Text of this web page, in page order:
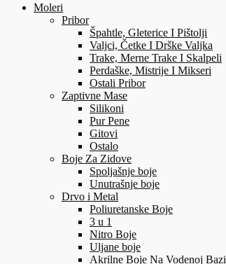
Moleri
Pribor
Špahtle, Gleterice I Pištolji
Valjci, Četke I Drške Valjka
Trake, Merne Trake I Skalpeli
Perdaške, Mistrije I Mikseri
Ostali Pribor
Zaptivne Mase
Silikoni
Pur Pene
Gitovi
Ostalo
Boje Za Zidove
Spoljašnje boje
Unutrašnje boje
Drvo i Metal
Poliuretanske Boje
3 u 1
Nitro Boje
Uljane boje
Akrilne Boje Na Vodenoj Bazi